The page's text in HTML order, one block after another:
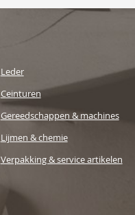
Leder
Ceinturen
Gereedschappen & machines
Lijmen & chemie
Verpakking & service artikelen